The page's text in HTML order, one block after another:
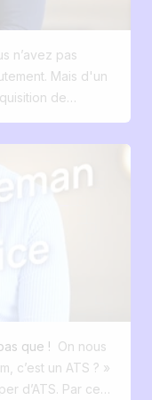
le risque
sont stockés,
Sans
le temps, un bon
oublié. Des
: Tri des
ces actions
avec un risque
candidat
structurés, une
ne reçoit pas
à l’image de
recrutement et
la plus grosse.
besoins de vos
de votre
un peu moins
plus de temps
clair : l’outil
n’est plus
C’est de savoir
l'œil Excel
pour la gestion
a été conçu à
chiffrées et
de tableaux. Son
(budgets,
modéliser des
dit, Excel
de données, pas
n’avez pas
Mais d'un
de
de visiteurs qui
oui. Mais
attirer et
on fait les
la fin du
: On part de votre
séduire les
du
le process,
votre
que ! On nous
c’est un ATS ? »
d’ATS. Par ce